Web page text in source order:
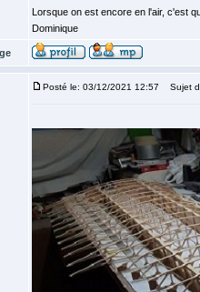
Lorsque on est encore en l'air, c'est
Dominique
Posté le: 03/12/2021 12:57 Sujet